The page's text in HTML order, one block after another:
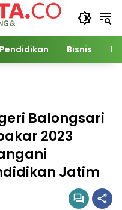
Pendidikan Bisnis
Balongsari
2023
Jatim